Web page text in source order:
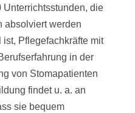
Unterrichtsstunden, die
absolviert werden
Pflegefachkräfte mit
in der
von Stomapatienten
findet u. a. an
sie bequem